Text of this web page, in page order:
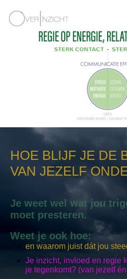
HOE BLIJF JE DE
VAN JEZELF
Je weet wel wat jou
moet presteren.
Weet je ook hoe:
en waarom juist dát jou
Je inzicht, invloed en regie
je tegenkomt? (van jezelf